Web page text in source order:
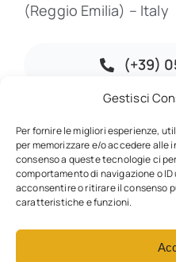
Gestisci
Per fornire le migliori esperienze,
per memorizzare e/o accedere alle
consenso a queste tecnologie ci
comportamento di navigazione o
acconsentire o ritirare il consenso
caratteristiche e funzioni.
(Reggio Emilia) – Italy
(+39)
© 2026 • Dam-me • All rights